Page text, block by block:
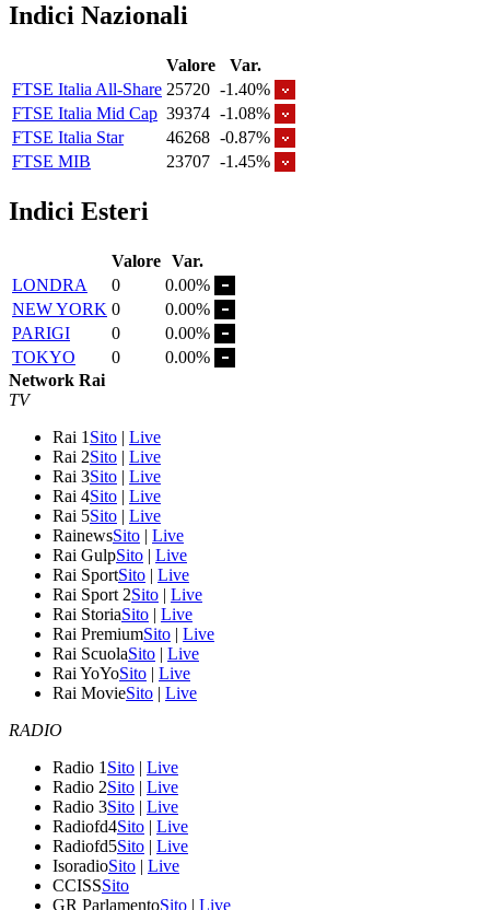
Indici Nazionali
Valore
Var.
FTSE Italia All-Share 25720 -1.40%
FTSE Italia Mid Cap 39374 -1.08%
FTSE Italia Star
46268 -0.87%
FTSE MIB
23707 -1.45%
Indici Esteri
Valore Var.
LONDRA
0
0.00%
NEW YORK 0
0.00%
PARIGI
0
0.00%
TOKYO
0
0.00%
Network Rai
TV
Rai 1 Sito | Live
Rai 2Sito | Live
Rai 3Sito | Live
Rai 4Sito | Live
Rai 5Sito | Live
RainewsSito | Live
Rai GulpSito | Live
Rai SportSito | Live
Rai Sport 2Sito | Live
Rai StoriaSito | Live
Rai PremiumSito | Live
Rai ScuolaSito | Live
Rai YoYoSito | Live
Rai MovieSito | Live
RADIO
Radio 1 Sito | Live
Radio 2Sito | Live
Radio 3Sito | Live
Radiofd4Sito | Live
Radiofd5Sito | Live
IsoradioSito | Live
CCISSSito
GR ParlamentoSito | Live